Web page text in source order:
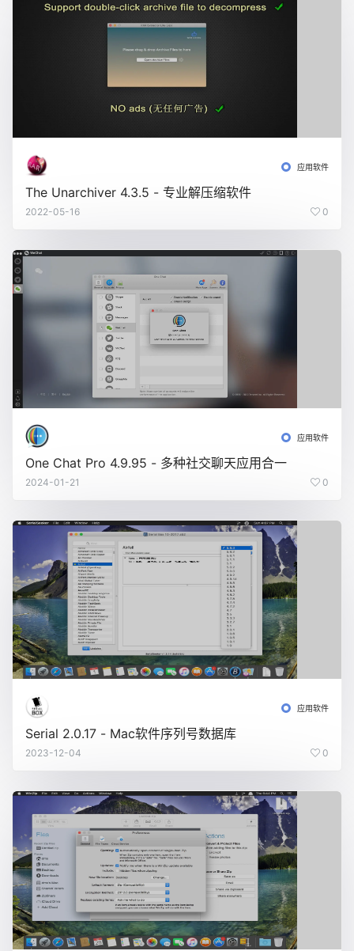
应用软件
The Unarchiver 4.3.5 - 专业解压缩软件
2022-05-16 0
应用软件
One Chat Pro 4.9.95 - 多种社交聊天应用合一
2024-01-21 0
应用软件
Serial 2.0.17 - Mac软件序列号数据库
2023-12-04 0